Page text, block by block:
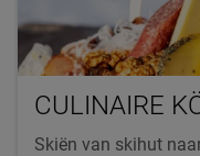
CULINAIRE
Skiën van skihut